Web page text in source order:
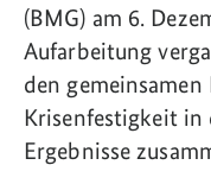
(BMG) am 6.
Aufarbeitung
den
Krisenfestigkeit
Ergebnisse